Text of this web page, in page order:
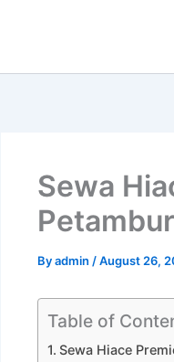
Sewa
Byadmin /August 26,
Table of
Sewa Hiace